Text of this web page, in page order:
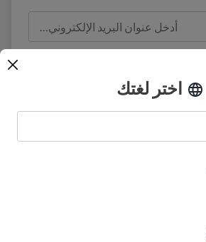
اختر لغتك